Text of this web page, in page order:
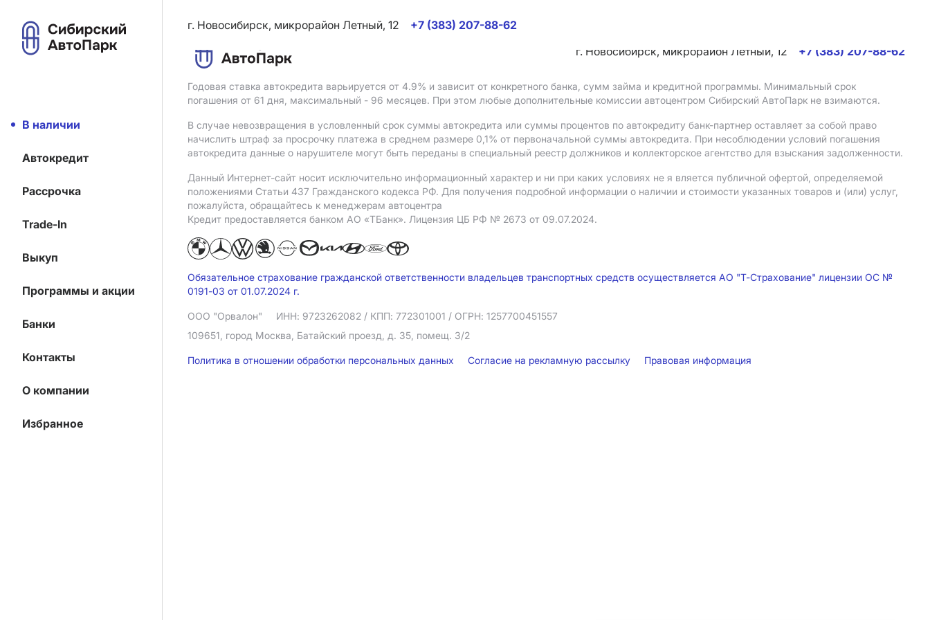
В наличии
Автокредит
Рассрочка
Trade-In
Выкуп
Программы и акции
Банки
Контакты
О компании
Избранное
г. Новосибирск, микрорайон Летный, 12
+7 (383) 207-88-62
г. Новосибирск, микрорайон Летный, 12
+7 (383) 207-88-62
Годовая ставка автокредита варьируется от 4.9% и зависит от конкретного банка, сумм займа и кредитной программы. Минимальный срок
погашения от 61 дня, максимальный - 96 месяцев. При этом любые дополнительные комиссии автоцентром Сибирский АвтоПарк не взимаются.
В случае невозвращения в условленный срок суммы автокредита или суммы процентов по автокредиту банк-партнер оставляет за собой право
начислить штраф за просрочку платежа в среднем размере 0,1% от первоначальной суммы автокредита. При несоблюдении условий погашения
автокредита данные о нарушителе могут быть переданы в специальный реестр должников и коллекторское агентство для взыскания задолженности.
Данный Интернет-сайт носит исключительно информационный характер и ни при каких условиях не я вляется публичной офертой, определяемой
положениями Статьи 437 Гражданского кодекса РФ. Для получения подробной информации о наличии и стоимости указанных товаров и (или) услуг,
пожалуйста, обращайтесь к менеджерам автоцентра
Кредит предоставляется банком АO «ТБанк». Лицензия ЦБ РФ № 2673 от 09.07.2024.
Обязательное страхование гражданской ответственности владельцев транспортных средств осуществляется АО "Т-Страхование" лицензии ОС №
0191-03 от 01.07.2024 г.
ООО "Орвалон" ИНН: 9723262082 / КПП: 772301001 / ОГРН: 1257700451557
109651, город Москва, Батайский проезд, д. 35, помещ. 3/2
Политика в отношении обработки персональных данных Согласие на рекламную рассылку Правовая информация